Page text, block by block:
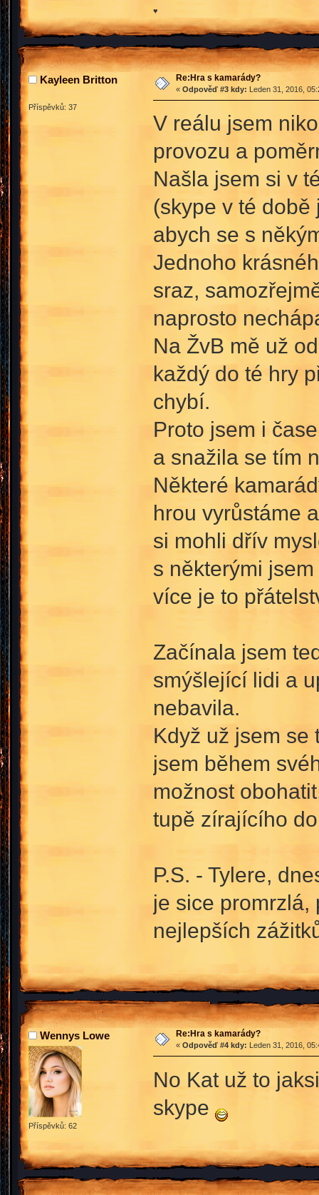
♥
Kayleen Britton
Příspěvků: 37
Re:Hra s kamarády?
« Odpověď #3 kdy: Leden 31, 2016,
V reálu jsem
provozu a
Našla jsem si v
(skype v té
abych se s
Jednoho
sraz,
naprosto
Na ŽvB mě už
každý do té hry
chybí.
Proto jsem i
a snažila se tím
Některé
hrou vyrůstáme
si mohli dřív
s některými
více je to
Začínala jsem
smýšlející lidi a
nebavila.
Když už jsem se
jsem během
možnost
tupě zírajícího
P.S. - Tylere,
je sice promrzlá,
nejlepších
Wennys Lowe
Příspěvků: 62
Re:Hra s kamarády?
« Odpověď #4 kdy: Leden 31, 2016,
No Kat už to
skype